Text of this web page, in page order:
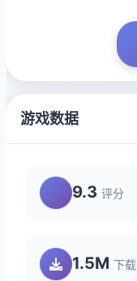
游戏数据
9.3 评分
1.5M 下载